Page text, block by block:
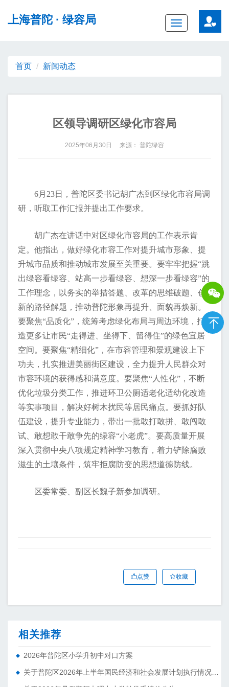
上海普陀 · 绿容局
Toggle
navigation
首页 新闻动态
区领导调研区绿化市容局
2025年06月30日 来源： 普陀绿容
6月23日，普陀区委书记胡广杰到区绿化市容局调
研，听取工作汇报并提出工作要求。
胡广杰在讲话中对区绿化市容局的工作表示肯
定。他指出，做好绿化市容工作对提升城市形象、提
升城市品质和推动城市发展至关重要。要牢牢把握“跳
出绿容看绿容、站高一步看绿容、想深一步看绿容”的
工作理念，以务实的举措答题、改革的思维破题、创
新的路径解题，推动普陀形象再提升、面貌再焕新。
要聚焦“品质化”，统筹考虑绿化布局与周边环境，打
造更多让市民“走得进、坐得下、留得住”的绿色宜居
空间。要聚焦“精细化”，在市容管理和景观建设上下
功夫，扎实推进美丽街区建设，全力提升人民群众对
市容环境的获得感和满意度。要聚焦“人性化”，不断
优化垃圾分类工作，推进环卫公厕适老化适幼化改造
等实事项目，解决好树木扰民等居民痛点。要抓好队
伍建设，提升专业能力，带出一批敢打敢拼、敢闯敢
试、敢想敢干敢争先的绿容“小老虎”。要高质量开展
深入贯彻中央八项规定精神学习教育，着力铲除腐败
滋生的土壤条件，筑牢拒腐防变的思想道德防线。
区委常委、副区长魏子新参加调研。
点赞 收藏
相关推荐
2026年普陀区小学升初中对口方案